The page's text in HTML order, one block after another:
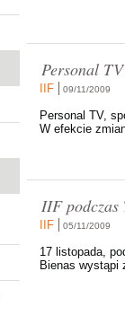
Personal
IIF 09/11/2009
Personal TV,
W efekcie
IIF podczas
IIF 05/11/2009
17 listopada,
Bienas wystąpi